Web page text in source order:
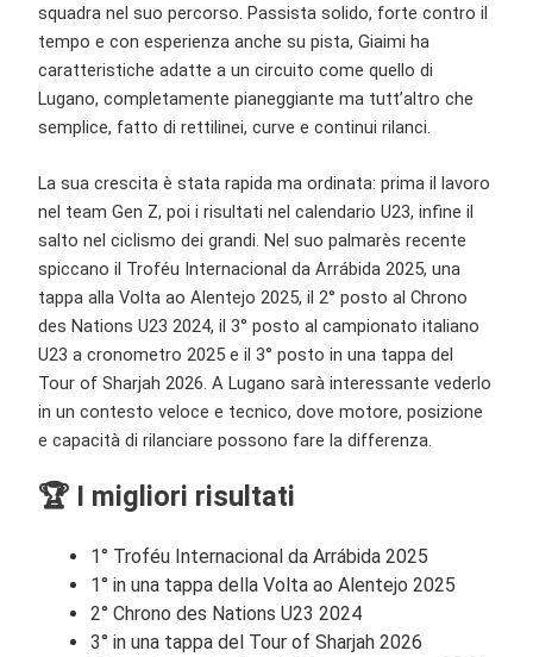
squadra nel suo percorso. Passista solido, forte contro il
tempo e con esperienza anche su pista, Giaimi ha
caratteristiche adatte a un circuito come quello di
Lugano, completamente pianeggiante ma tutt’altro che
semplice, fatto di rettilinei, curve e continui rilanci.
La sua crescita è stata rapida ma ordinata: prima il lavoro
nel team Gen Z, poi i risultati nel calendario U23, infine il
salto nel ciclismo dei grandi. Nel suo palmarès recente
spiccano il Troféu Internacional da Arrábida 2025, una
tappa alla Volta ao Alentejo 2025, il 2° posto al Chrono
des Nations U23 2024, il 3° posto al campionato italiano
U23 a cronometro 2025 e il 3° posto in una tappa del
Tour of Sharjah 2026. A Lugano sarà interessante vederlo
in un contesto veloce e tecnico, dove motore, posizione
e capacità di rilanciare possono fare la differenza.
🏆 I migliori risultati
1° Troféu Internacional da Arrábida 2025
1° in una tappa della Volta ao Alentejo 2025
2° Chrono des Nations U23 2024
3° in una tappa del Tour of Sharjah 2026